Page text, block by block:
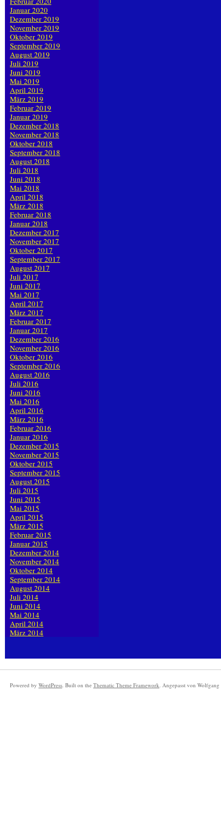
Januar 2020
Dezember 2019
November 2019
Oktober 2019
September 2019
August 2019
Juli 2019
Juni 2019
Mai 2019
April 2019
März 2019
Februar 2019
Januar 2019
Dezember 2018
November 2018
Oktober 2018
September 2018
August 2018
Juli 2018
Juni 2018
Mai 2018
April 2018
März 2018
Februar 2018
Januar 2018
Dezember 2017
November 2017
Oktober 2017
September 2017
August 2017
Juli 2017
Juni 2017
Mai 2017
April 2017
März 2017
Februar 2017
Januar 2017
Dezember 2016
November 2016
Oktober 2016
September 2016
August 2016
Juli 2016
Juni 2016
Mai 2016
April 2016
März 2016
Februar 2016
Januar 2016
Dezember 2015
November 2015
Oktober 2015
September 2015
August 2015
Juli 2015
Juni 2015
Mai 2015
April 2015
März 2015
Februar 2015
Januar 2015
Dezember 2014
November 2014
Oktober 2014
September 2014
August 2014
Juli 2014
Juni 2014
Mai 2014
April 2014
März 2014
Powered by WordPress. Built on the Thematic Theme Framework. Angepasst von